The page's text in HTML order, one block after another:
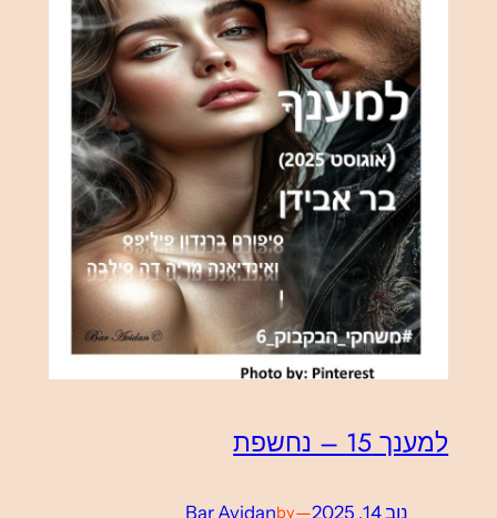
למענך 15 – נחשפת
נוב 14, 2025 —
by
Bar Avidan